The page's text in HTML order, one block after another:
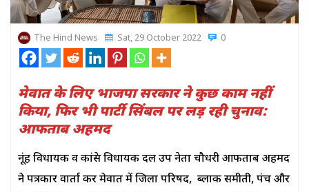
The Hind News Sat, 29 October 2022 0
मेवात के लिए भाजपा सरकार ने कुछ काम नहीं
किया, फिर भी पार्टी सिंबल पर लड़ रही चुनाव:
आफताब अहमद
नूंह विधायक व कांग्रेस विधायक दल उप नेता चौधरी आफताब अहमद
ने पत्रकार वार्ता कर मेवात में जिला परिषद, ब्लाक समीती, पंच और